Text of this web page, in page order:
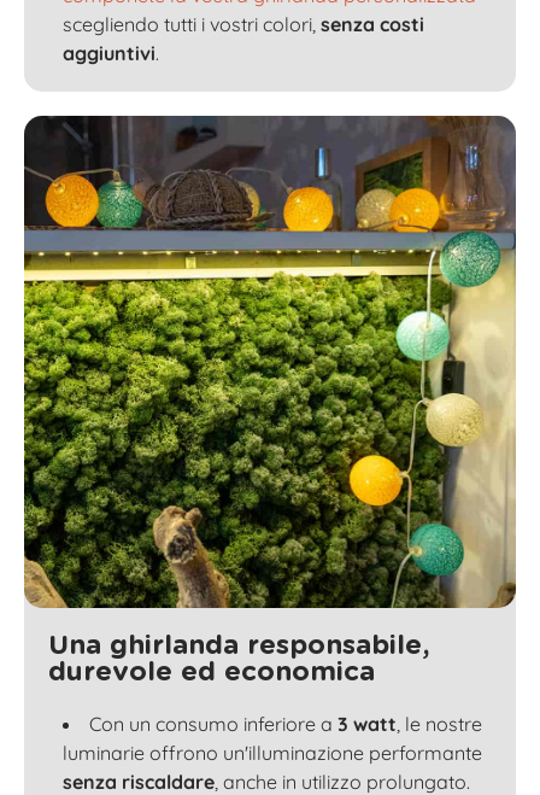
scegliendo tutti i vostri colori, senza costi
aggiuntivi.
Una ghirlanda responsabile,
durevole ed economica
Con un consumo inferiore a 3 watt , le nostre
luminarie offrono un'illuminazione performante
senza riscaldare , anche in utilizzo prolungato.